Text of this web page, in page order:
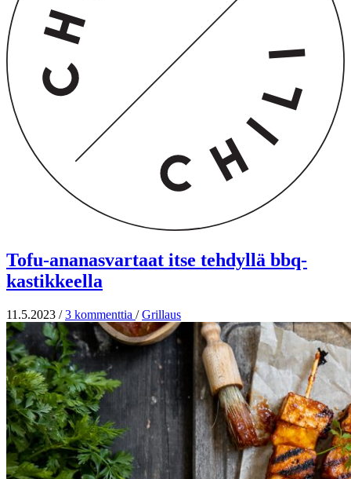
Tofu-ananasvartaat itse tehdyllä bbq-
kastikkeella
11.5.2023 / 3 kommenttia / Grillaus